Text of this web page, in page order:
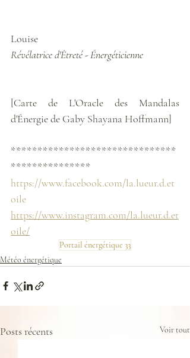
Louise
Révélatrice d'Êtreté - Énergéticienne
[Carte de L'Oracle des Mandalas
d'Énergie de Gaby Shayana Hoffmann]
*******************************
***************
https://www.facebook.com/la.lueur.d.et
oile
https://www.instagram.com/la.lueur.d.et
oile/
Portail énergétique 33
Météo énergétique
Posts récents Voir tout